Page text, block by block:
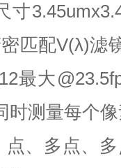
寸
匹配V(λ)滤
最大
时测量每个
点、多点、